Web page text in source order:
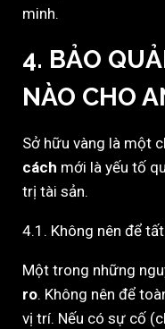
minh.
4. BẢO
NÀO CHO
Sở hữu vàng là một
cách mới là yếu tố
trị tài sản.
4.1. Không nên để
Một trong những
ro. Không nên để
vị trí. Nếu có sự cố